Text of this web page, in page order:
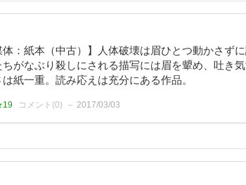
体：紙本（中古）】人体破壊は眉ひとつ動かさず
がなぶり殺しにされる描写には眉を顰め、吐き
紙一重。読み応えは充分にある作品。
コメント(0) 2017/03/03